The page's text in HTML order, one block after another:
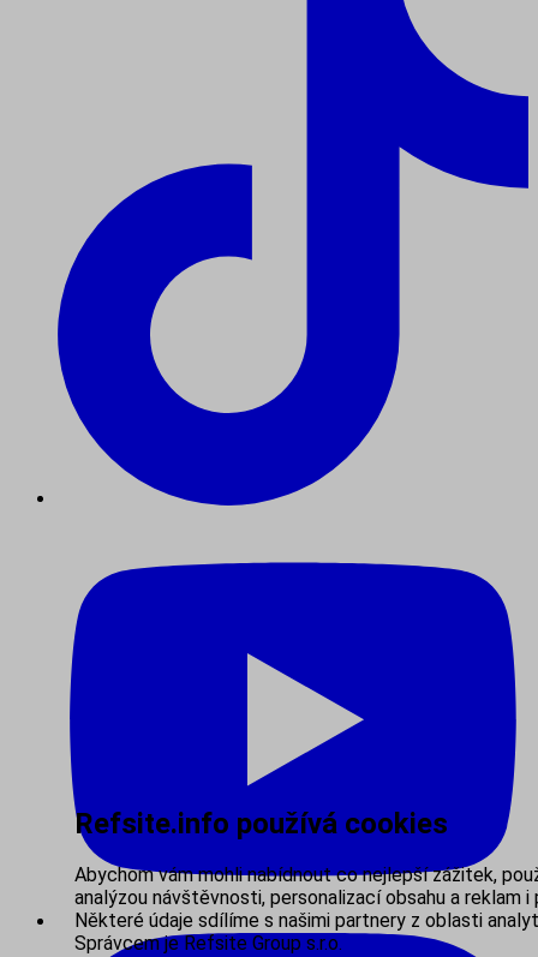
Refsite.info používá cookies
Abychom vám mohli nabídnout co nejlepší zážitek,
analýzou návštěvnosti, personalizací obsahu a reklam
Některé údaje sdílíme s našimi partnery z oblasti
Správcem je Refsite Group s.r.o.